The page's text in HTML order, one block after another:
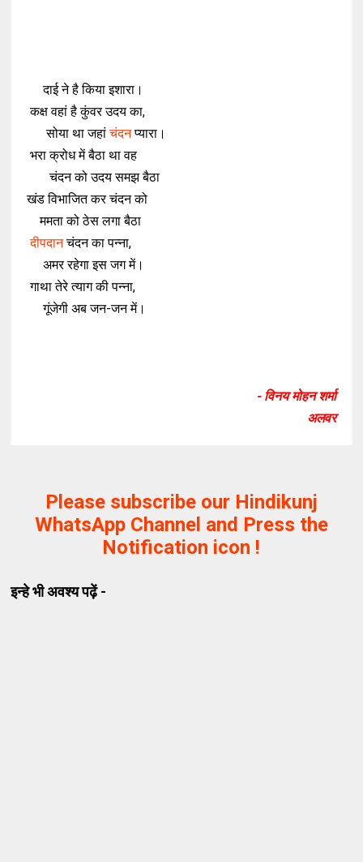
दाई ने है किया इशारा।
कक्ष वहां है कुंवर उदय का,
सोया था जहांचंदनप्यारा।
भरा क्रोध में बैठा था वह
चंदन को उदय समझ बैठा
खंड विभाजित कर चंदन को
ममता को ठेस लगा बैठा
दीपदानचंदन का पन्ना,
अमर रहेगा इस जग में।
गाथा तेरे त्याग की पन्ना,
गूंजेगी अब जन-जन में।
- विनय मोहन शर्मा
अलवर
Please subscribe our Hindikunj
WhatsApp Channel and Press the
Notification icon !
इन्हे भी अवश्य पढ़ें -